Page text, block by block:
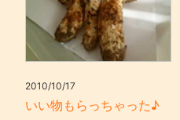
2010/10/17
いい物もらっちゃった♪